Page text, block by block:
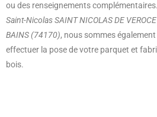
ou des renseignements
Saint-Nicolas SAINT NICOLAS DE VEROCE
BAINS (74170), nous sommes
effectuer la pose de votre parquet et
bois.